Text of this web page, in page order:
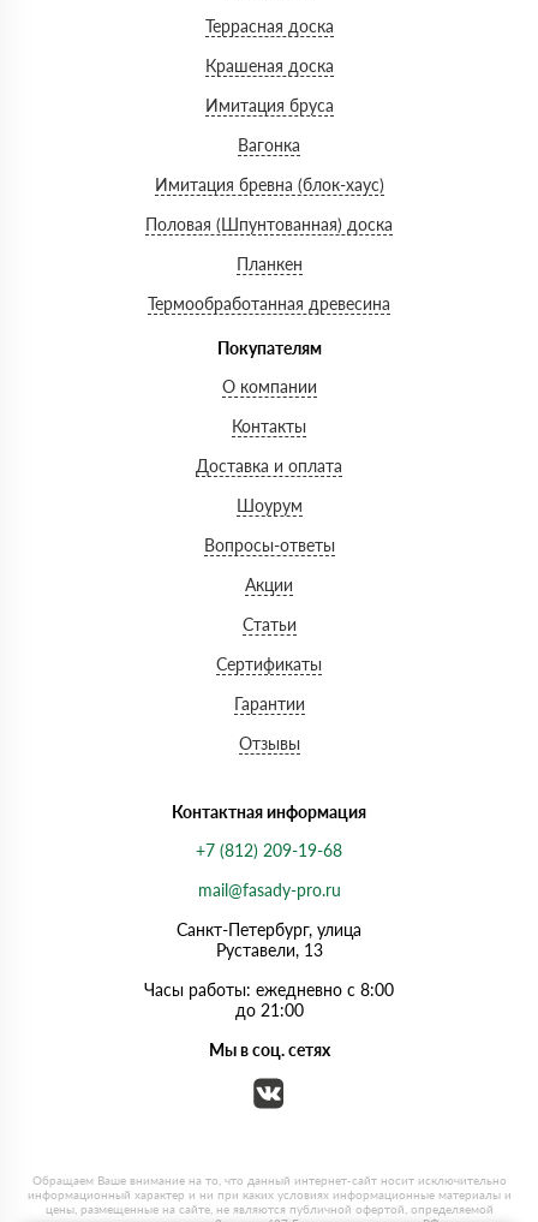
Террасная доска
Крашеная доска
Имитация бруса
Вагонка
Имитация бревна (блок-хаус)
Половая (Шпунтованная) доска
Планкен
Термообработанная древесина
Покупателям
О компании
Контакты
Доставка и оплата
Шоурум
Вопросы-ответы
Акции
Статьи
Сертификаты
Гарантии
Отзывы
Контактная информация
+7 (812) 209-19-68
mail@fasady-pro.ru
Санкт-Петербург, улица
Руставели, 13
Часы работы: ежедневно с 8:00
до 21:00
Мы в соц. сетях